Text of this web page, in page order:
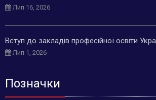
Лип 16, 2026
Вступ до закладів професійної освіти
Лип 1, 2026
Позначки